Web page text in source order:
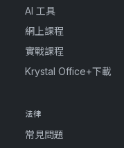
AI 工具
網上課程
實戰課程
Krystal Office+下載
法律
常見問題